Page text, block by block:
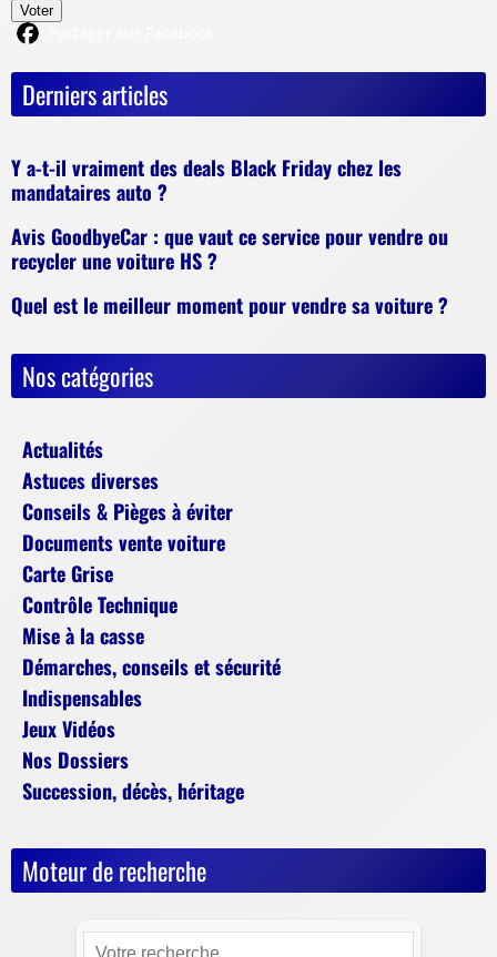
Voter
Derniers articles
Y a-t-il vraiment des deals Black Friday chez les
mandataires auto ?
Avis GoodbyeCar : que vaut ce service pour vendre ou
recycler une voiture HS ?
Quel est le meilleur moment pour vendre sa voiture ?
Nos catégories
Actualités
Astuces diverses
Conseils & Pièges à éviter
Documents vente voiture
Carte Grise
Contrôle Technique
Mise à la casse
Démarches, conseils et sécurité
Indispensables
Jeux Vidéos
Nos Dossiers
Succession, décès, héritage
Moteur de recherche